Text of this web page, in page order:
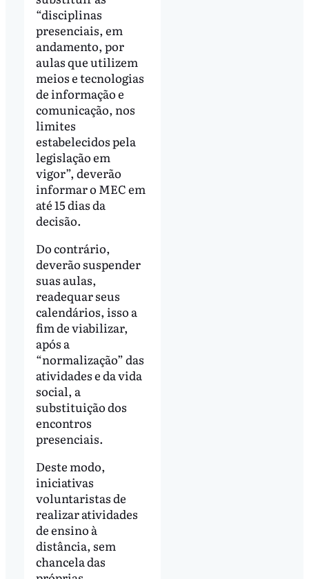
“disciplinas
presenciais, em
andamento, por
aulas que utilizem
meios e tecnologias
de informação e
comunicação, nos
limites
estabelecidos pela
legislação em
vigor”, deverão
informar o MEC em
até 15 dias da
decisão.
Do contrário,
deverão suspender
suas aulas,
readequar seus
calendários, isso a
fim de viabilizar,
após a
“normalização” das
atividades e da vida
social, a
substituição dos
encontros
presenciais.
Deste modo,
iniciativas
voluntaristas de
realizar atividades
de ensino à
distância, sem
chancela das